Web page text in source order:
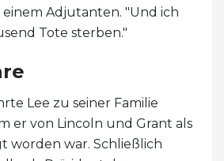
einem Adjutanten. "Und ich
Tote sterben."
Lee zu seiner Familie
er von Lincoln und Grant als
worden war. Schließlich